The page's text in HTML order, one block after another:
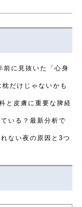
前に見抜いた「心身
だけじゃないかも
と皮膚に重要な脾経
いる？最新分析で
ない夜の原因と3つ